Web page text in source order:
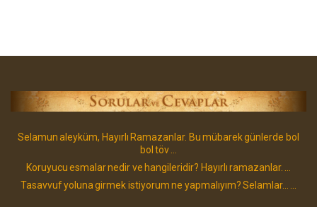
Selamun aleyküm, Hayırlı Ramazanlar. Bu mübarek günlerde bol
bol töv ...
Koruyucu esmalar nedir ve hangileridir? Hayırlı ramazanlar. ...
Tasavvuf yoluna girmek istiyorum ne yapmalıyım? Selamlar... ...